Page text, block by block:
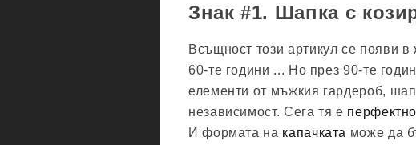
Знак #1. Шапка с
Всъщност този артикул се появи
60-те години ... Но през 90-те
елементи от мъжкия гардероб,
независимост. Сега тя е перфектно
И формата на капачката може да